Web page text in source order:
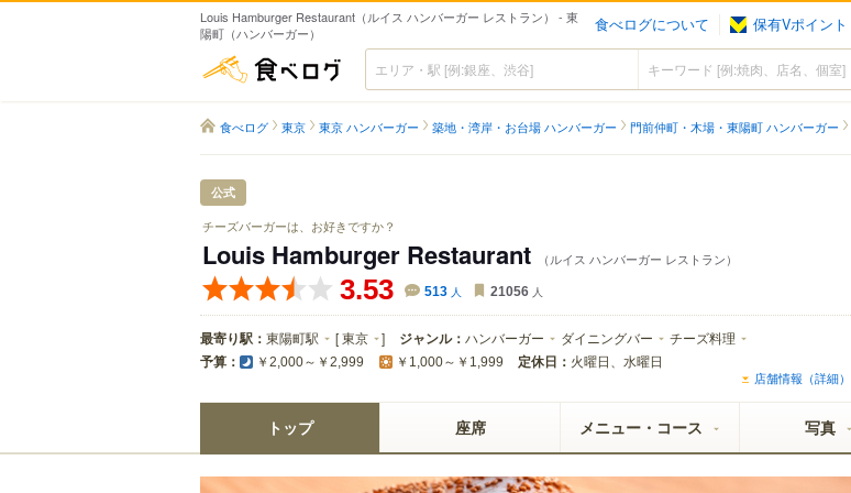
Louis Hamburger Restaurant（ルイス ハンバーガー レストラン） - 東
陽町（ハンバーガー）
食べログについて 保有Vポイント
食べログ
食べログ 東京 東京 ハンバーガー 築地・湾岸・お台場 ハンバーガー 門前仲町・木場・東陽町 ハンバーガー
公式
チーズバーガーは、お好きですか？
Louis Hamburger Restaurant （ルイス ハンバーガー レストラン）
3.53 513 人 21056 人
最寄り駅： 東陽町駅 [東京 ] ジャンル： ハンバーガー ダイニングバー チーズ料理
予算： ￥2,000～￥2,999 ￥1,000～￥1,999 定休日： 火曜日、水曜日
店舗情報（詳細）
トップ 座席 メニュー・コース 写真